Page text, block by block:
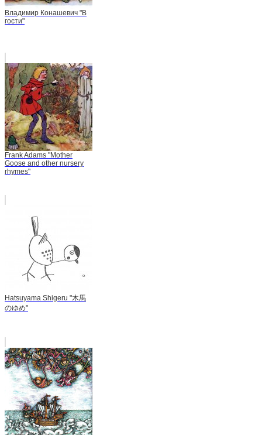
Владимир Конашевич "В
гости"
Frank Adams "Mother
Goose and other nursery
rhymes"
Hatsuyama Shigeru "木馬
のゆめ"